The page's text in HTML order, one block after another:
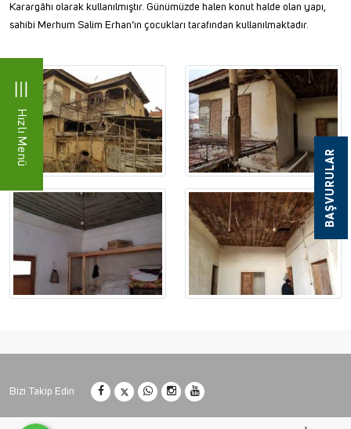
Hızlı Menü
BAŞVURULAR
Karargâhı olarak kullanılmıştır. Günümüzde halen konut halde olan yapı,
sahibi Merhum Salim Erhan’ın çocukları tarafından kullanılmaktadır.
Bizi Takip Edin